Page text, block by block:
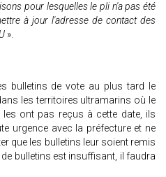
pour lesquelles le pli n'a pas été
à jour l'adresse de contact des
».
bulletins de vote au plus tard le
les territoires ultramarins où le
les ont pas reçus à cette date, ils
urgence avec la préfecture et ne
que les bulletins leur soient remis
bulletins est insuffisant, il faudra